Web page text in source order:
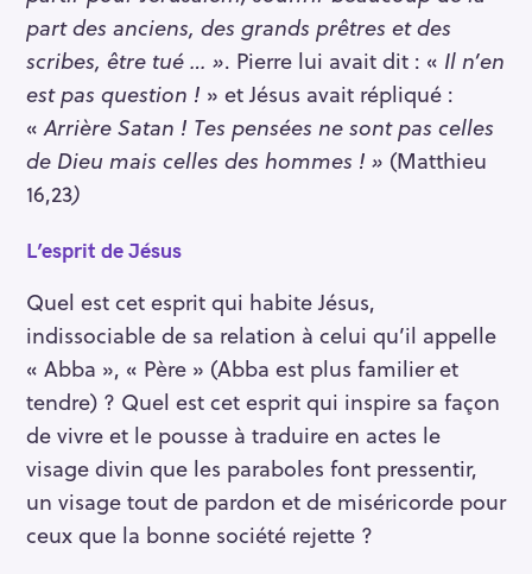
part des anciens, des grands prêtres et des
scribes, être tué … ». Pierre lui avait dit : « Il n’en
est pas question ! » et Jésus avait répliqué :
«Arrière Satan ! Tes pensées ne sont pas celles
de Dieu mais celles des hommes ! » (Matthieu
16,23)
L’esprit de Jésus
Quel est cet esprit qui habite Jésus,
indissociable de sa relation à celui qu’il appelle
« Abba », « Père » (Abba est plus familier et
tendre) ? Quel est cet esprit qui inspire sa façon
de vivre et le pousse à traduire en actes le
visage divin que les paraboles font pressentir,
un visage tout de pardon et de miséricorde pour
ceux que la bonne société rejette ?